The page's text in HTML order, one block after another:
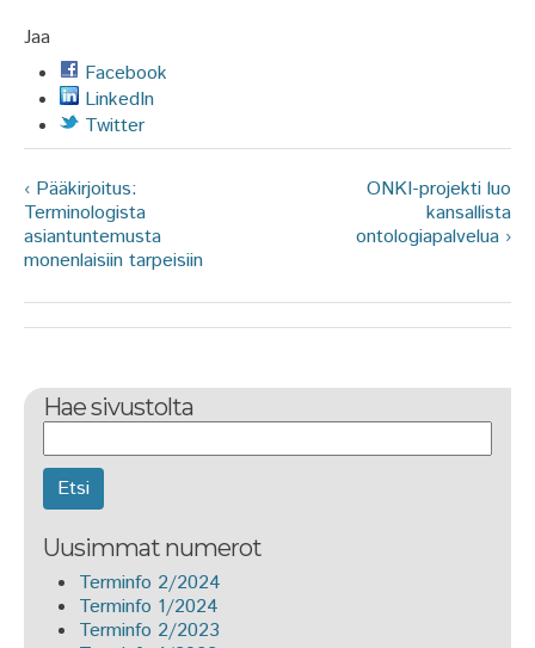
Jaa
Facebook
LinkedIn
Twitter
‹ Pääkirjoitus:
Terminologista
asiantuntemusta
monenlaisiin tarpeisiin
ONKI-projekti luo
kansallista
ontologiapalvelua ›
Hae sivustolta
Uusimmat numerot
Terminfo 2/2024
Terminfo 1/2024
Terminfo 2/2023